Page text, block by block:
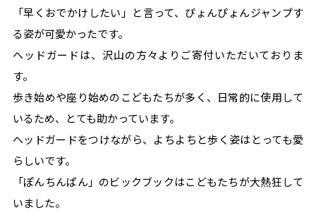
「早くおでかけしたい」と言って、ぴょんぴょんジャンプす
る姿が可愛かったです。
ヘッドガードは、沢山の方々よりご寄付いただいておりま
す。
歩き始めや座り始めのこどもたちが多く、日常的に使用して
いるため、とても助かっています。
ヘッドガードをつけながら、よちよちと歩く姿はとっても愛
らしいです。
「ぽんちんぱん」のビックブックはこどもたちが大熱狂して
いました。